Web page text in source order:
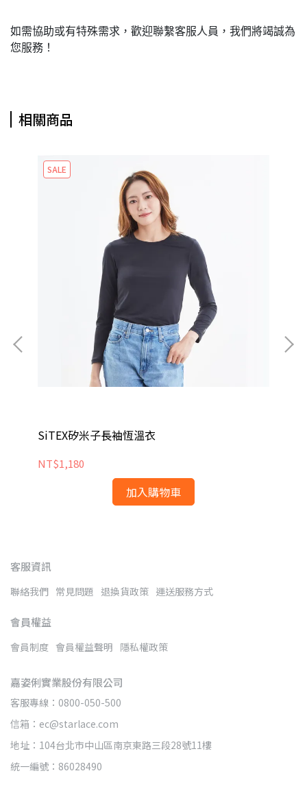
如需協助或有特殊需求，歡迎聯繫客服人員，我們將竭誠為
您服務！
相關商品
SALE
SiTEX矽米子長袖恆溫衣
NT$1,180
加入購物車
客服資訊
聯絡我們 常見問題 退換貨政策 運送服務方式
會員權益
會員制度 會員權益聲明 隱私權政策
嘉姿俐實業股份有限公司
客服專線：0800-050-500
信箱：ec@starlace.com
地址：104台北市中山區南京東路三段28號11樓
統一編號：86028490